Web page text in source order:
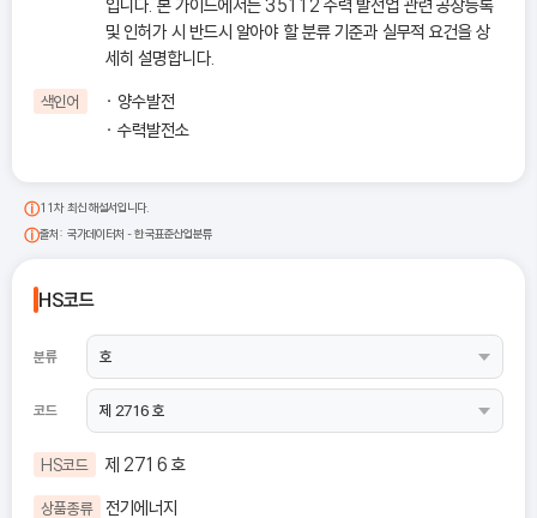
입니다. 본 가이드에서는 35112 수력 발전업 관련 공장등록
및 인허가 시 반드시 알아야 할 분류 기준과 실무적 요건을 상
세히 설명합니다.
색인어
양수발전
수력발전소
11차 최신 해설서입니다.
출처: 국가데이터처 - 한국표준산업분류
HS코드
분류
코드
HS코드 제 2716 호
상품종류 전기에너지